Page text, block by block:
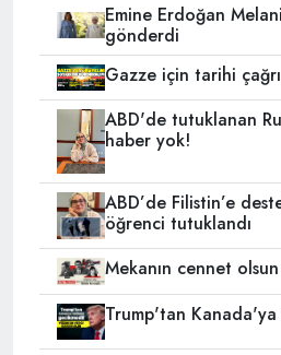
Emine Erdoğan
gönderdi
Gazze için tarihi
ABD'de tutuklanan
haber yok!
ABD’de Filistin’e
öğrenci tutuklandı
Mekanın cennet olsun
Trump'tan